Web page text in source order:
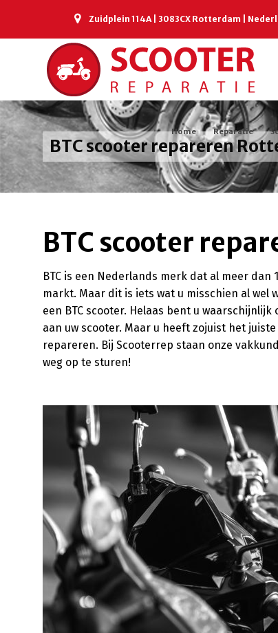
Zuidplein 114A | 3083CX Rotterdam |
Home Reparatie
BTC scooter repareren
BTC scooter
BTC is een Nederlands merk dat al meer
markt. Maar dit is iets wat u misschien al
een BTC scooter. Helaas bent u
aan uw scooter. Maar u heeft zojuist het
repareren. Bij Scooterrep staan onze
weg op te sturen!